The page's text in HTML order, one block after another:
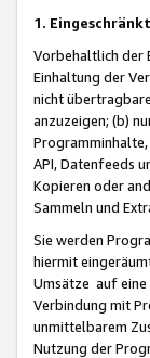
1.
Vorbehaltlich der
Einhaltung der
nicht
anzuzeigen; (b)
Programminhalte,
API, Datenfeeds
Kopieren oder
Sammeln und
Sie werden
hiermit
Umsätze auf eine
Verbindung mit
unmittelbarem
Nutzung der